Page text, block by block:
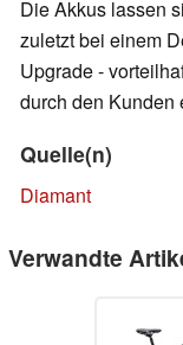
Die Akkus lassen
zuletzt bei einem
Upgrade -
durch den Kunden
Quelle(n)
Diamant
Verwandte